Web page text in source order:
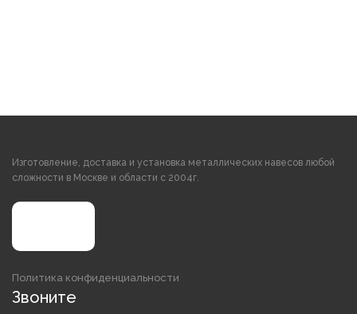
Изготовление, доставка и установка металлических навесов любой
сложности в Москве и области с 2004г.
Политика конфиденциальности
Звоните